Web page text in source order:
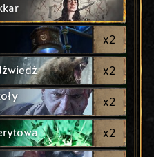
x2
x2
x2
x2